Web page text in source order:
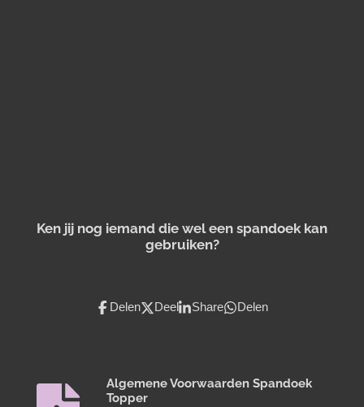
Ken jij nog iemand die wel een spandoek kan
gebruiken?
Delen Deel Share Delen
Algemene Voorwaarden Spandoek
Topper